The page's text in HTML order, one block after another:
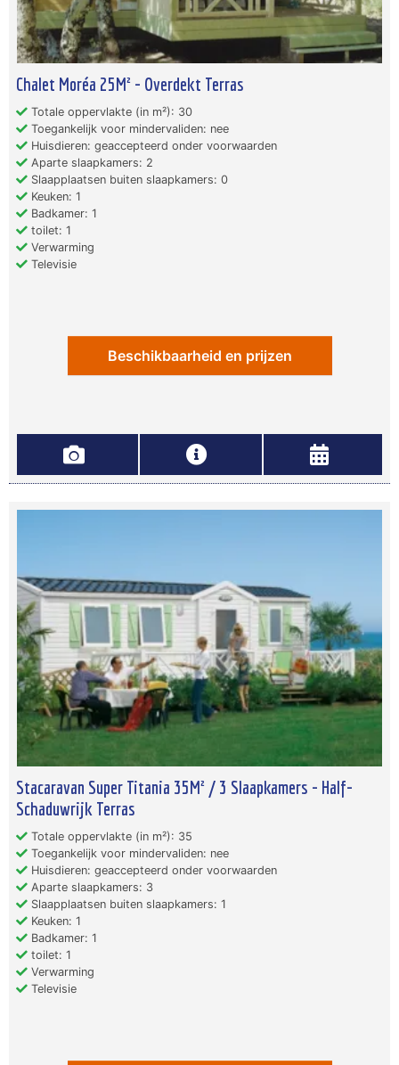
Chalet Moréa 25M² - Overdekt Terras
Totale oppervlakte (in m²): 30
Toegankelijk voor mindervaliden: nee
Huisdieren: geaccepteerd onder voorwaarden
Aparte slaapkamers: 2
Slaapplaatsen buiten slaapkamers: 0
Keuken: 1
Badkamer: 1
toilet: 1
Verwarming
Televisie
Beschikbaarheid en prijzen
Stacaravan Super Titania 35M² / 3 Slaapkamers - Half-
Schaduwrijk Terras
Totale oppervlakte (in m²): 35
Toegankelijk voor mindervaliden: nee
Huisdieren: geaccepteerd onder voorwaarden
Aparte slaapkamers: 3
Slaapplaatsen buiten slaapkamers: 1
Keuken: 1
Badkamer: 1
toilet: 1
Verwarming
Televisie